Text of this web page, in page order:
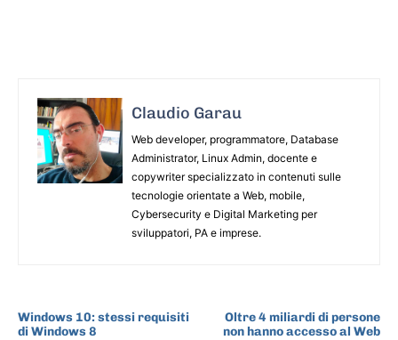
Claudio Garau
Web developer, programmatore, Database
Administrator, Linux Admin, docente e
copywriter specializzato in contenuti sulle
tecnologie orientate a Web, mobile,
Cybersecurity e Digital Marketing per
sviluppatori, PA e imprese.
Windows 10: stessi requisiti
di Windows 8
Oltre 4 miliardi di persone
non hanno accesso al Web